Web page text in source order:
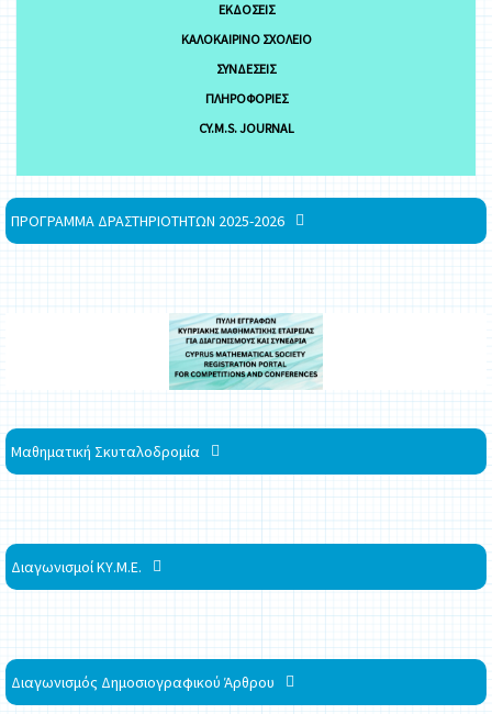
ΕΚΔΌΣΕΙΣ
ΚΑΛΟΚΑΙΡΙΝΌ ΣΧΟΛΕΊΟ
ΣΥΝΔΈΣΕΙΣ
ΠΛΗΡΟΦΟΡΊΕΣ
CY.M.S. JOURNAL
ΠΡΟΓΡΑΜΜΑ ΔΡΑΣΤΗΡΙΟΤΗΤΩΝ 2025-2026
Μαθηματική Σκυταλοδρομία
Διαγωνισμοί ΚΥ.Μ.Ε.
Διαγωνισμός Δημοσιογραφικού Άρθρου